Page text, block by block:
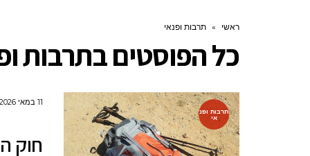
ראשי » תרבות ופנאי
כל הפוסטים בתרבות
תרבות ופנ
אי
11 במאי 2026